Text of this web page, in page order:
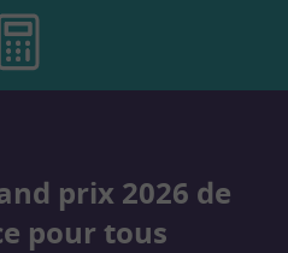
prix 2026 de
pour tous